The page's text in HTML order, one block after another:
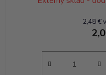
2,48 €